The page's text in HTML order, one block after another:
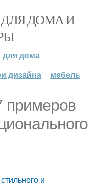
ДЛЯ ДОМА И
для дома
дизайна мебель
примеров
и